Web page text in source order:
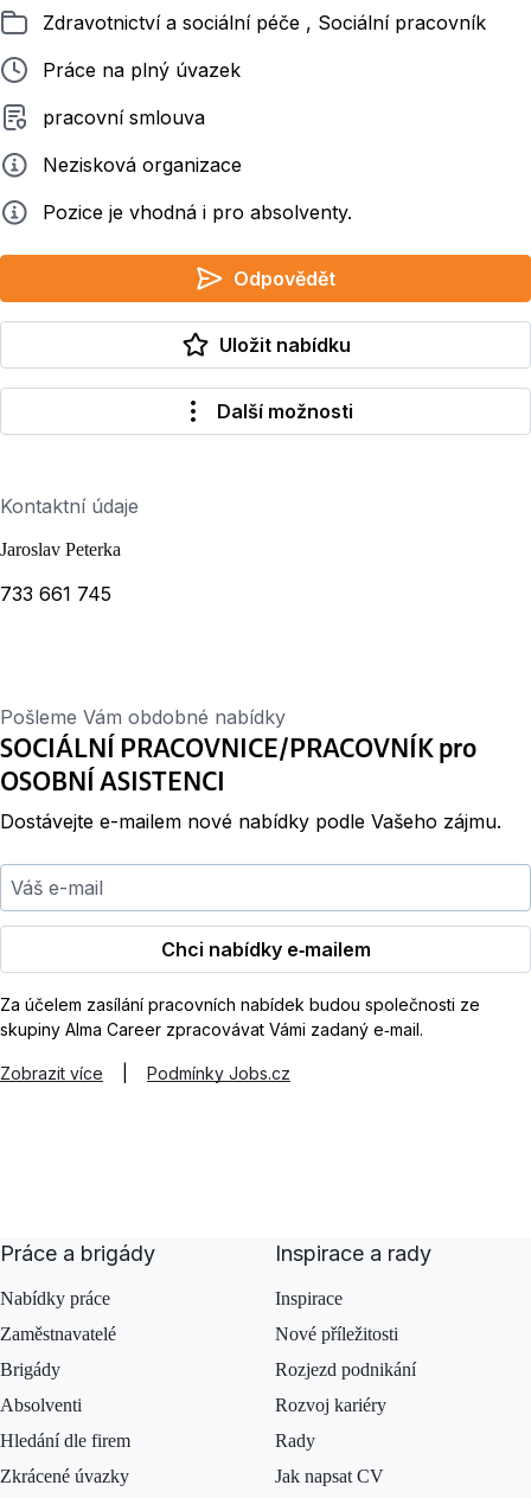
ZařazenoZdravotnictví a sociální péče , Sociální pracovník
Typ pracovního poměru
Práce na plný úvazek
Typ smluvního vztahu
pracovní smlouva
ZadavatelNezisková organizace
Info Pozice je vhodná i pro absolventy.
Odpovědět
Uložit nabídku
Další možnosti
Kontaktní údaje
Jaroslav Peterka
733 661 745
Pošleme Vám obdobné nabídky
SOCIÁLNÍ PRACOVNICE/PRACOVNÍK pro
OSOBNÍ ASISTENCI
Dostávejte e-mailem nové nabídky podle Vašeho zájmu.
Váš e-mail
Chci nabídky e‑mailem
Za účelem zasílání pracovních nabídek budou společnosti ze
skupiny Alma Career zpracovávat Vámi zadaný e‑mail.
Zobrazit více Podmínky Jobs.cz
Práce a brigády
Nabídky práce
Zaměstnavatelé
Brigády
Absolventi
Hledání dle firem
Zkrácené úvazky
Inspirace a rady
Inspirace
Nové příležitosti
Rozjezd podnikání
Rozvoj kariéry
Rady
Jak napsat CV